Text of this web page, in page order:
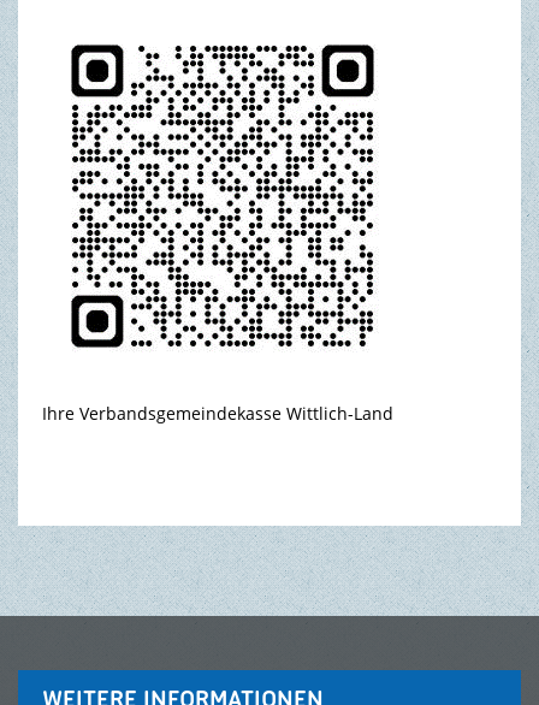
Ihre Verbandsgemeindekasse Wittlich-Land